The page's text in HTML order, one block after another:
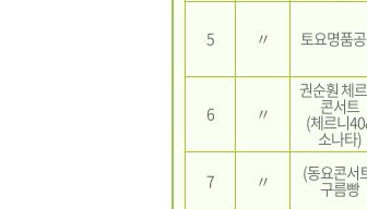
5 〃 토요명품
6 〃
권순훤 체
콘서트
(체르니
소나타)
7 〃 (동요콘서
구름빵